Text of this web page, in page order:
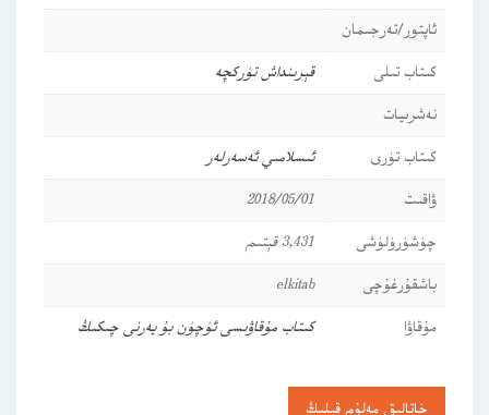
ئاپتور/تەرجىمان
كىتاب تىلى
قېرىنداش تۈركچە
نەشرىيات
كىتاب تۈرى
ئىسلامىي ئەسەرلەر
ۋاقىت
2018/05/01
چۈشۈرۈلۈشى
3,431 قېتىم
باشقۇرغۇچى
elkitab
مۇقاۋا
كىتاب مۇقاۋىسى ئۈچۈن بۇ يەرنى چىكىڭ
خاتالىق مەلۇم قىلىڭ